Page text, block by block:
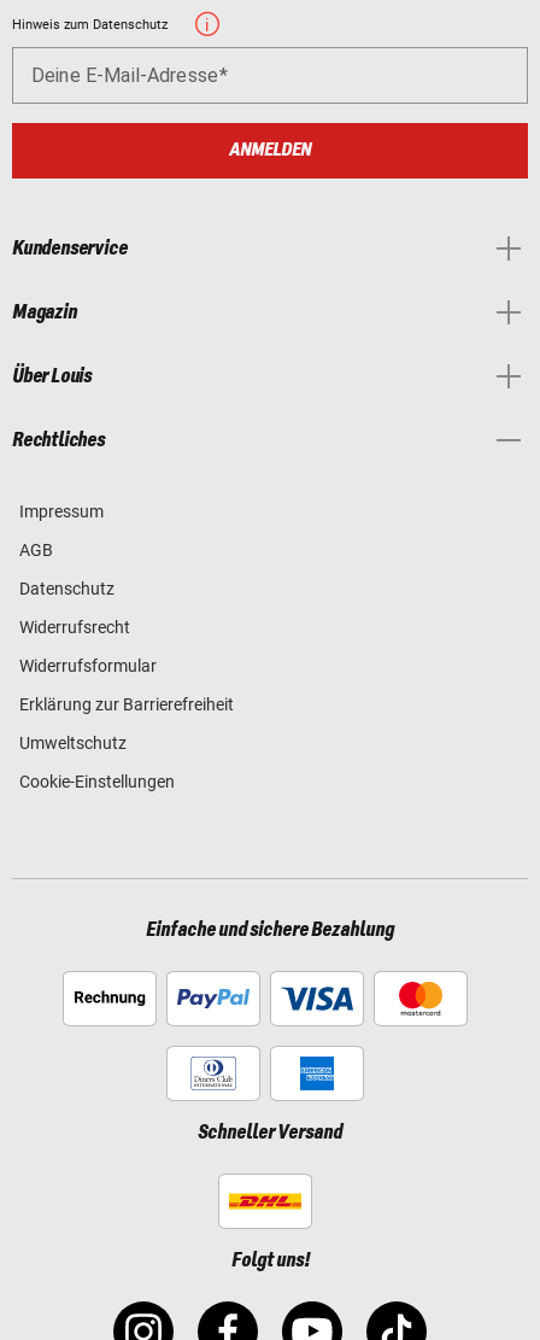
Hinweis zum Datenschutz
Deine E-Mail-Adresse
ANMELDEN
Kundenservice
Magazin
Über Louis
Rechtliches
Impressum
AGB
Datenschutz
Widerrufsrecht
Widerrufsformular
Erklärung zur Barrierefreiheit
Umweltschutz
Cookie-Einstellungen
Einfache und sichere Bezahlung
Schneller Versand
Folgt uns!